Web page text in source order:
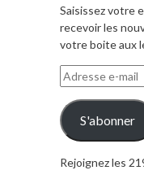
Saisissez votre
recevoir les
votre boite aux
Adresse
e-
mail
S'abonner
Rejoignez les